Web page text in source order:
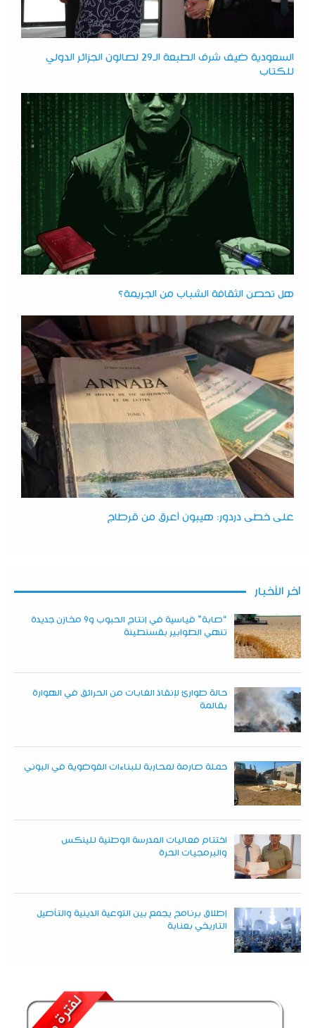
السعودية ضيف شرف الطبعة الـ29 لصالون الجزائر الدولي
للكتاب
هل تحصن الثقافة الشباب من الجريمة؟
على خطى دردور: هيبون أعرق من قرطاج
آخر الأخبار
“صابة” قياسية في إنتاج الحبوب و9 مخازن جديدة
تنهي الطوابير بقسنطينة
حالة طوارئ لإنقاذ الغابات من الحرائق في الهوارة
بقالمة
حملة صارمة لمحاربة للبناءات الفوضوية في البوني
اختتام فعاليات المدرسة الوطنية للينكس
والبرمجيات الحرة
إطلاق برنامج يجمع بين التوعية الدينية والتأصيل
التاريخي بعنابة